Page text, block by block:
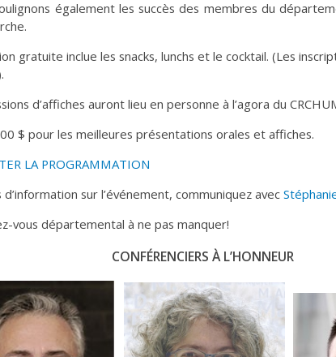
également les succès des membres du
gratuite inclue les snacks, lunchs et le cocktail. (Les
d’affiches auront lieu en personne à l’agora du
$ pour les meilleures présentations orales et affiches.
LA PROGRAMMATION
d’information sur l’événement, communiquez avec
vous départemental à ne pas manquer!
CONFÉRENCIERS À L’HONNEUR